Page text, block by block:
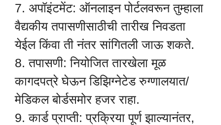
7. अपॉइंटमेंट: ऑनलाइन पोर्टलवरून तुम्हाला
वैद्यकीय तपासणीसाठीची तारीख निवडता
येईल किंवा ती नंतर सांगितली जाऊ शकते.
8. तपासणी: नियोजित तारखेला मूळ
कागदपत्रे घेऊन डिझिग्नेटेड रुग्णालयात/
मेडिकल बोर्डसमोर हजर राहा.
9. कार्ड प्राप्ती: प्रक्रिया पूर्ण झाल्यानंतर,